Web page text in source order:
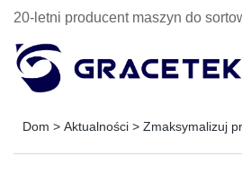
20-letni producent maszyn do
Dom > Aktualności > Zmaksymalizuj